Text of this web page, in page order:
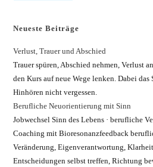
Neueste Beiträge
Verlust, Trauer und Abschied
Trauer spüren, Abschied nehmen, Verlust
den Kurs auf neue Wege lenken. Dabei das
Hinhören nicht vergessen.
Berufliche Neuorientierung mit Sinn
Jobwechsel Sinn des Lebens · berufliche
Coaching mit Bioresonanzfeedback
Veränderung, Eigenverantwortung,
Entscheidungen selbst treffen, Richtung